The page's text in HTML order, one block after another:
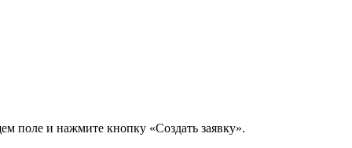
поле и нажмите кнопку «Создать заявку».